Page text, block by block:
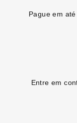
Pague em
Entre em